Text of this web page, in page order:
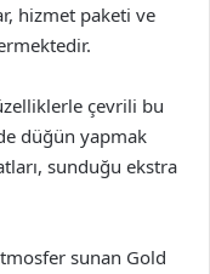
hizmet paketi ve
çevrili bu
düğün yapmak
sunduğu ekstra
sunan Gold